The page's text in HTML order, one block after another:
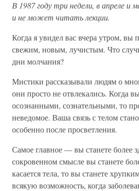
В 1987 году три недели, в апреле и
и не может читать лекции.
Когда я увидел вас вчера утром, вы
свежим, новым, лучистым. Что
дни молчания?
Мистики рассказывали людям о
они просто не отвлекались. Когда
осознанными, сознательными, то
неведомое. Ваша связь с телом
особенно после просветления.
Самое главное — вы станете более
сокровенном смысле вы станете
касается тела, то вы станете
всякую возможность, когда